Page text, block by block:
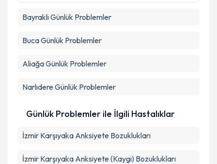
BayraklıGünlük Problemler
BucaGünlük Problemler
AliağaGünlük Problemler
Narlıdere Günlük Problemler
Günlük Problemler ile İlgili Hastalıklar
İzmir Karşıyaka Anksiyete Bozuklukları
İzmir Karşıyaka Anksiyete (Kaygı) Bozuklukları